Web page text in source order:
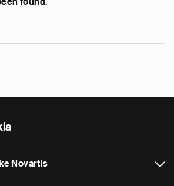
Novartis